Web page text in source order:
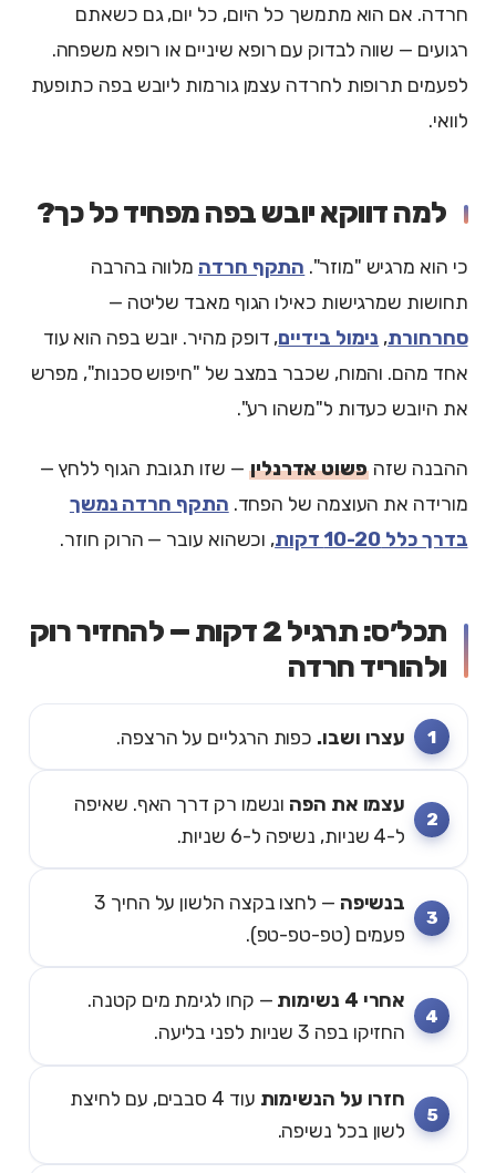
חרדה. אם הוא מתמשך כל היום, כל יום, גם כשאתם
רגועים — שווה לבדוק עם רופא שיניים או רופא משפחה.
לפעמים תרופות לחרדה עצמן גורמות ליובש בפה כתופעת
לוואי.
למה דווקא יובש בפה מפחיד כל כך?
כי הוא מרגיש "מוזר". התקף חרדה מלווה בהרבה
תחושות שמרגישות כאילו הגוף מאבד שליטה —
סחרחורת, נימול בידיים, דופק מהיר. יובש בפה הוא עוד
אחד מהם. והמוח, שכבר במצב של "חיפוש סכנות", מפרש
את היובש כעדות ל"משהו רע".
ההבנה שזה פשוט אדרנלין — שזו תגובת הגוף ללחץ —
מורידה את העוצמה של הפחד. התקף חרדה נמשך
בדרך כלל 10-20 דקות
, וכשהוא עובר — הרוק חוזר.
תכל׳ס: תרגיל 2 דקות — להחזיר רוק
ולהוריד חרדה
עצרו ושבו. כפות הרגליים על הרצפה.
עצמו את הפה ונשמו רק דרך האף. שאיפה
ל-4 שניות, נשיפה ל-6 שניות.
בנשיפה
— לחצו בקצה הלשון על החיך 3
פעמים (טפ-טפ-טפ).
אחרי 4 נשימות
— קחו לגימת מים קטנה.
החזיקו בפה 3 שניות לפני בליעה.
חזרו על הנשימות
עוד 4 סבבים, עם לחיצת
לשון בכל נשיפה.